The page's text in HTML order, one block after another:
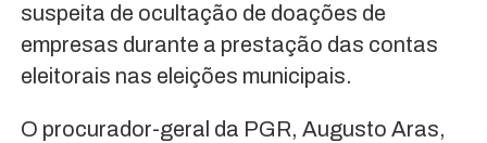
suspeita de ocultação de doações de
empresas durante a prestação das contas
eleitorais nas eleições municipais.
O procurador-geral da PGR, Augusto Aras,